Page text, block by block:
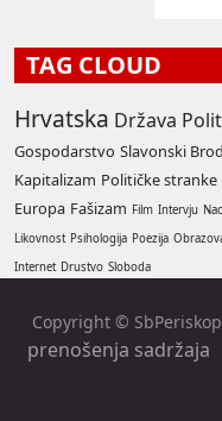
TAG CLOUD
Hrvatska Država
Gospodarstvo Slavonski Brod
Kapitalizam Političke stranke
Europa Fašizam Film Intervju
Likovnost Psihologija Poezija
Internet Drustvo Sloboda
Copyright © SbPeriskop
prenošenja sadržaja